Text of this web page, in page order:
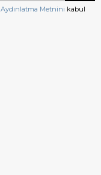
Aydınlatma Metnini kabul